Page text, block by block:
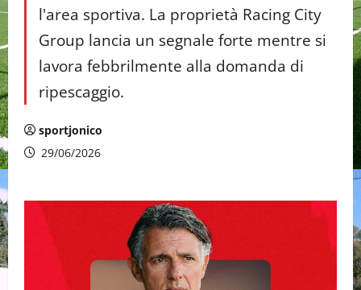
l'area sportiva. La proprietà Racing City
Group lancia un segnale forte mentre si
lavora febbrilmente alla domanda di
ripescaggio.
sportjonico
29/06/2026